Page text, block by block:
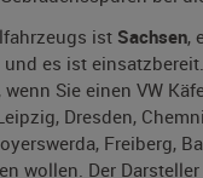
ist Sachsen,
es ist
Sie einen VW
Dresden,
Freiberg,
wollen. Der